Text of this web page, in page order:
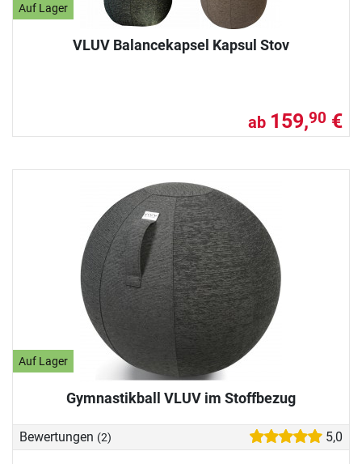
Auf Lager
VLUV Balancekapsel Kapsul Stov
ab 159,90 €
Auf Lager
Gymnastikball VLUV im Stoffbezug
Bewertungen (2) 5,0